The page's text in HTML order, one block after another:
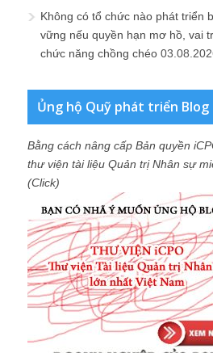
Không có tổ chức nào phát triển
vững nếu quyền hạn mơ hồ, vai
chức năng chồng chéo
Ủng hộ Quỹ phát triển Blog
Bằng cách nâng cấp Bản quyền
thư viện tài liệu Quản trị Nhân sự
(Click)